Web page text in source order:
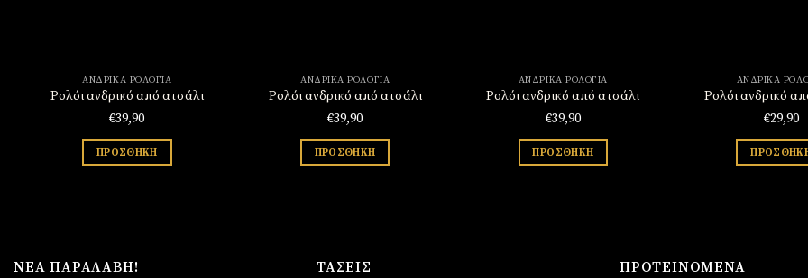
ΑΝΔΡΙΚΆ ΡΟΛΌΓΙΑ
Ρολόι ανδρικό από ατσάλι
€39,90
ΠΡΟΣΘΉΚΗ
ΑΝΔΡΙΚΆ ΡΟΛΌΓΙΑ
Ρολόι ανδρικό από ατσάλι
€39,90
ΠΡΟΣΘΉΚΗ
ΑΝΔΡΙΚΆ ΡΟΛΌΓΙΑ
Ρολόι ανδρικό από ατσάλι
€39,90
ΠΡΟΣΘΉΚΗ
ΑΝΔΡΙΚΆ
Ρολόι ανδρικό
€29,90
ΝΈΑ ΠΑΡΑΛΑΒΉ! ΤΆΣΕΙΣ ΠΡΟΤΕΙΝΌΜΕΝΑ